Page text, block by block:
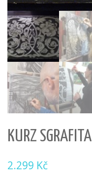
KURZ SGRAFITA
2.299 Kč